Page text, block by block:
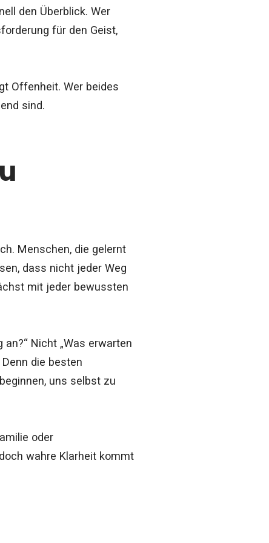
den Überblick. Wer
für den Geist,
Offenheit. Wer beides
sind.
Menschen, die gelernt
dass nicht jeder Weg
mit jeder bewussten
Nicht „Was erwarten
Denn die besten
uns selbst zu
oder
wahre Klarheit kommt